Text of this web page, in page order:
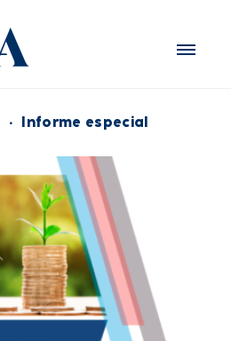
· Informe especial